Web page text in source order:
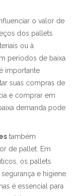
o valor de
dos pallets
ou à
períodos de baixa
importante
suas compras de
e comprar em
demanda pode
também
de pallet. Em
os pallets
e higiene.
é essencial para